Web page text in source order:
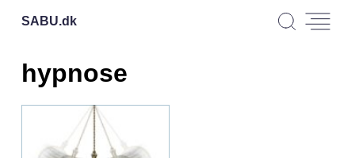
SABU.dk
hypnose